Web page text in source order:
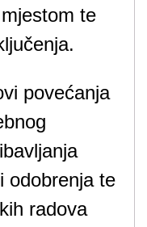
te
povećanja
odobrenja te
radova